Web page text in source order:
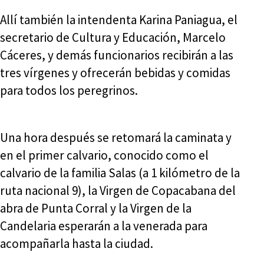
Allí también la intendenta Karina Paniagua, el
secretario de Cultura y Educación, Marcelo
Cáceres, y demás funcionarios recibirán a las
tres vírgenes y ofrecerán bebidas y comidas
para todos los peregrinos.
Una hora después se retomará la caminata y
en el primer calvario, conocido como el
calvario de la familia Salas (a 1 kilómetro de la
ruta nacional 9), la Virgen de Copacabana del
abra de Punta Corral y la Virgen de la
Candelaria esperarán a la venerada para
acompañarla hasta la ciudad.